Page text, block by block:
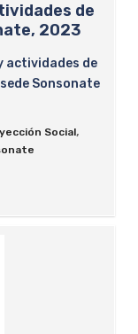
de
2023
actividades de
Sonsonate
Social,